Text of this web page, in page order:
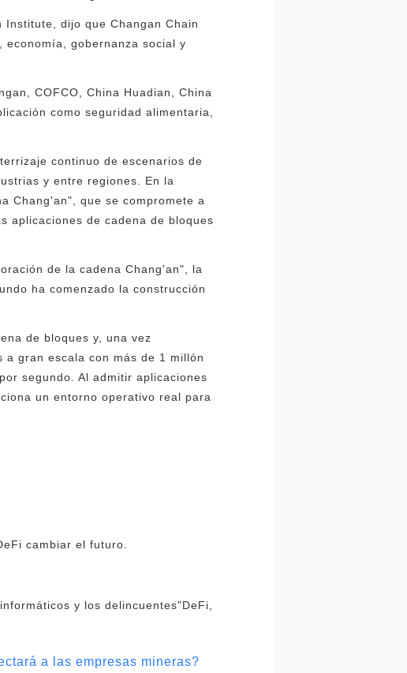
dijo que Changan Chain
economía, gobernanza social y
COFCO, China Huadian, China
como seguridad alimentaria,
continuo de escenarios de
y entre regiones. En la
Chang'an", que se compromete a
aplicaciones de cadena de bloques
de la cadena Chang'an", la
ha comenzado la construcción
de bloques y, una vez
gran escala con más de 1 millón
segundo. Al admitir aplicaciones
un entorno operativo real para
cambiar el futuro.
y los delincuentes"DeFi,
a las empresas mineras?